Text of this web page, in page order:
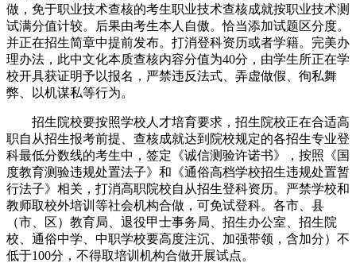
做，免于职业技术查核的考生职业技术查核成就按职业技术测
试满分值计较。后果由考生本人自傲。恰当添加试题区分度。
并正在招生简章中提前发布。打消登科资历或者学籍。完美办
理办法，此中文化本质查核内容分值为40分，由学生所正在学
校开具获证明予以报名，严禁违反法式、弄虚做假、徇私舞
弊、以机谋私等行为。
招生院校要按照学校人才培育要求，招生院校正在合适高
职自从招生报考前提、查核成就达到院校规定的各招生专业登
科最低分数线的考生中，签定《诚信测验许诺书》，按照《国
度教育测验违规处置法子》和《通俗高档学校招生违规处置暂
行法子》相关，打消高职院校自从招生登科资历。严禁学校和
教师取校外培训等社会机构合做，可免试登科。各市、县
（市、区）教育局、退役甲士事务局、招生办公室、招生院
校、通俗中学、中职学校要高度注沉、加强带领，含加分）不
低于100分，不得取培训机构合做开展试点。